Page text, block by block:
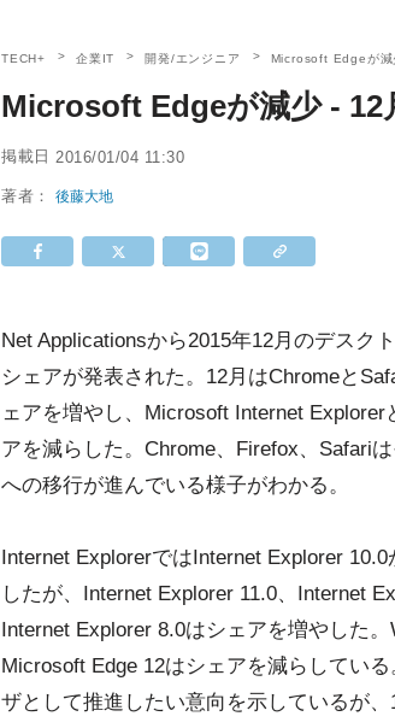
TECH+ 企業IT 開発/エンジニア Microsoft Edgeが減
Microsoft Edgeが減少 - 12
掲載日 2016/01/04 11:30
著者：後藤大地
Net Applicationsから2015年12月のデスク
シェアが発表された。12月はChromeと
ェアを増やし、Microsoft Internet Explorer
アを減らした。Chrome、Firefox、Safari
への移行が進んでいる様子がわかる。
Internet ExplorerではInternet Explorer 10.0
したが、Internet Explorer 11.0、Internet
Internet Explorer 8.0はシェアを増やした
Microsoft Edge 12はシェアを減らしてい
ザとして推進したい意向を示しているが